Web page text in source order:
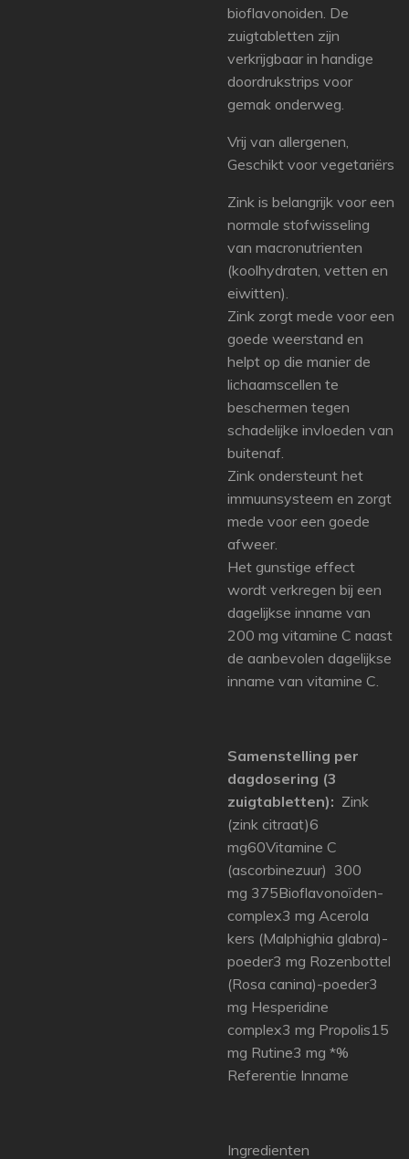
bioflavonoiden. De
zuigtabletten zijn
verkrijgbaar in handige
doordrukstrips voor
gemak onderweg.
Vrij van allergenen,
Geschikt voor vegetariërs
Zink is belangrijk voor een
normale stofwisseling
van macronutrienten
(koolhydraten, vetten en
eiwitten).
Zink zorgt mede voor een
goede weerstand en
helpt op die manier de
lichaamscellen te
beschermen tegen
schadelijke invloeden van
buitenaf.
Zink ondersteunt het
immuunsysteem en zorgt
mede voor een goede
afweer.
Het gunstige effect
wordt verkregen bij een
dagelijkse inname van
200 mg vitamine C naast
de aanbevolen dagelijkse
inname van vitamine C.
Samenstelling per
dagdosering (3
zuigtabletten): Zink
(zink citraat)6
mg60Vitamine C
(ascorbinezuur) 300
mg 375Bioflavonoïden-
complex3 mg Acerola
kers (Malphighia glabra)-
poeder3 mg Rozenbottel
(Rosa canina)-poeder3
mg Hesperidine
complex3 mg Propolis15
mg Rutine3 mg *%
Referentie Inname
Ingredienten